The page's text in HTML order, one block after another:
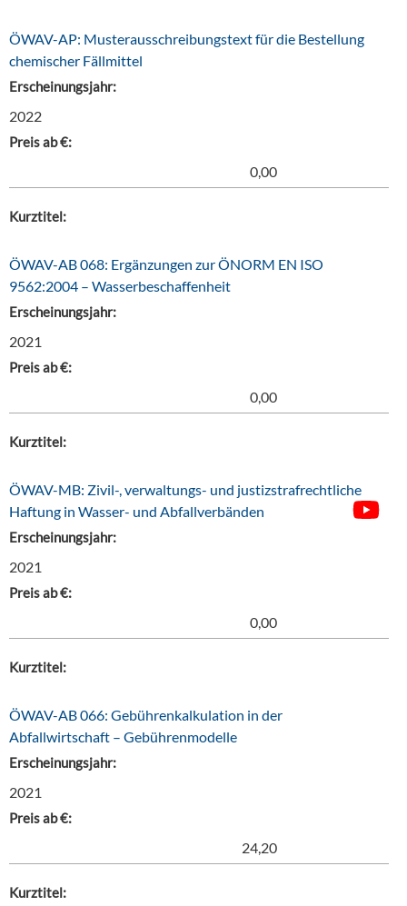
ÖWAV-AP: Musterausschreibungstext für die Bestellung
chemischer Fällmittel
Erscheinungsjahr:
2022
Preis ab €:
0,00
Kurztitel:
ÖWAV-AB 068: Ergänzungen zur ÖNORM EN ISO
9562:2004 – Wasserbeschaffenheit
Erscheinungsjahr:
2021
Preis ab €:
0,00
Kurztitel:
ÖWAV-MB: Zivil-, verwaltungs- und justizstrafrechtliche
Haftung in Wasser- und Abfallverbänden
Erscheinungsjahr:
2021
Preis ab €:
0,00
Kurztitel:
ÖWAV-AB 066: Gebührenkalkulation in der
Abfallwirtschaft – Gebührenmodelle
Erscheinungsjahr:
2021
Preis ab €:
24,20
Kurztitel: